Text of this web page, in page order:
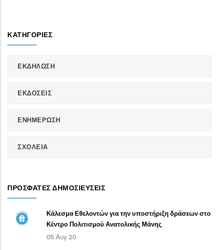
ΚΑΤΗΓΟΡΊΕΣ
ΕΚΔΗΛΩΣΗ
ΕΚΔΟΣΕΙΣ
ΕΝΗΜΕΡΩΣΗ
ΣΧΟΛΕΙΑ
ΠΡΌΣΦΑΤΕΣ ΔΗΜΟΣΙΕΎΣΕΙΣ
Κάλεσμα Εθελοντών για την υποστήριξη δράσεων στο
Κέντρο Πολιτισμού Ανατολικής Μάνης
05 Αυγ 20